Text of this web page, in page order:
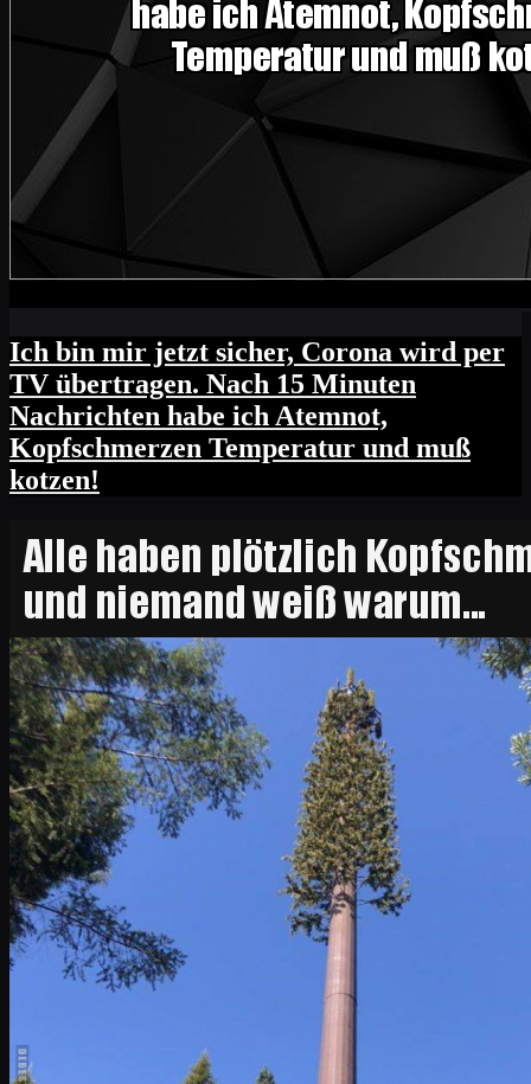
Ich bin mir jetzt sicher, Corona wird per
TV übertragen. Nach 15 Minuten
Nachrichten habe ich Atemnot,
Kopfschmerzen Temperatur und muß
kotzen!